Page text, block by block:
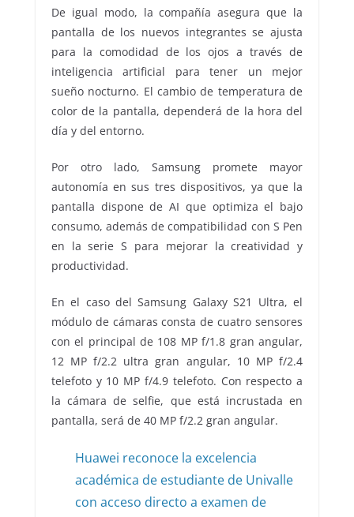
De igual modo, la compañía asegura que la
pantalla de los nuevos integrantes se ajusta
para la comodidad de los ojos a través de
inteligencia artificial para tener un mejor
sueño nocturno. El cambio de temperatura de
color de la pantalla, dependerá de la hora del
día y del entorno.
Por otro lado, Samsung promete mayor
autonomía en sus tres dispositivos, ya que la
pantalla dispone de AI que optimiza el bajo
consumo, además de compatibilidad con S Pen
en la serie S para mejorar la creatividad y
productividad.
En el caso del Samsung Galaxy S21 Ultra, el
módulo de cámaras consta de cuatro sensores
con el principal de 108 MP f/1.8 gran angular,
12 MP f/2.2 ultra gran angular, 10 MP f/2.4
telefoto y 10 MP f/4.9 telefoto. Con respecto a
la cámara de selfie, que está incrustada en
pantalla, será de 40 MP f/2.2 gran angular.
Huawei reconoce la excelencia
académica de estudiante de Univalle
con acceso directo a examen de